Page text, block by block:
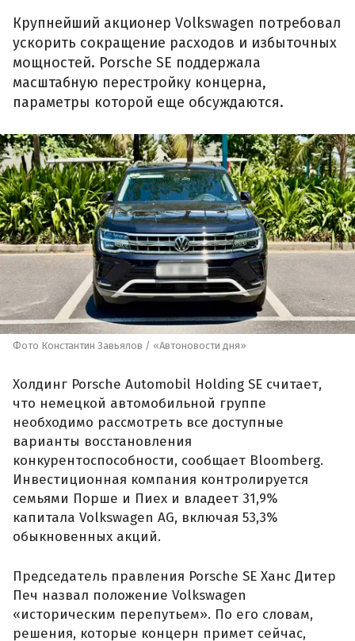
Крупнейший акционер Volkswagen потребовал
ускорить сокращение расходов и избыточных
мощностей. Porsche SE поддержала
масштабную перестройку концерна,
параметры которой еще обсуждаются.
Фото Константин Завьялов / «Автоновости дня»
Холдинг Porsche Automobil Holding SE считает,
что немецкой автомобильной группе
необходимо рассмотреть все доступные
варианты восстановления
конкурентоспособности, сообщает Bloomberg.
Инвестиционная компания контролируется
семьями Порше и Пиех и владеет 31,9%
капитала Volkswagen AG, включая 53,3%
обыкновенных акций.
Председатель правления Porsche SE Ханс Дитер
Печ назвал положение Volkswagen
«историческим перепутьем». По его словам,
решения, которые концерн примет сейчас,